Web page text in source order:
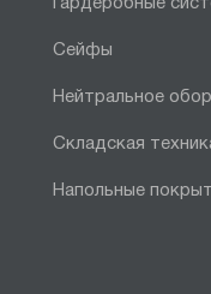
Сейфы
Нейтральное
Складская
Напольные